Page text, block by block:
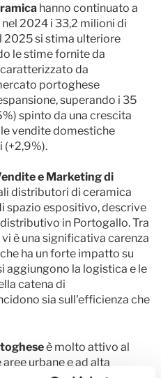
hanno continuato a
2024 i 33,2 milioni di
2025 si stima ulteriore
le stime fornite da
da
portoghese
superando i 35
spinto da una crescita
vendite domestiche
(+2,9%).
e Marketing di
distributori di ceramica
spazio espositivo, descrive
in Portogallo. Tra
è una significativa carenza
ha un forte impatto su
aggiungono la logistica e le
catena di
sia sull'efficienza che
è molto attivo al
urbane e ad alta